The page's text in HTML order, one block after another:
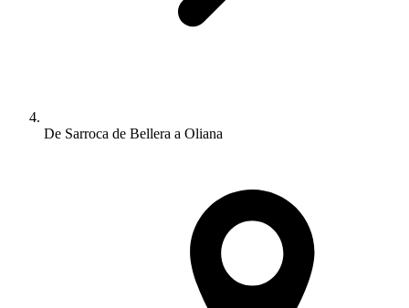
De Sarroca de Bellera a Oliana